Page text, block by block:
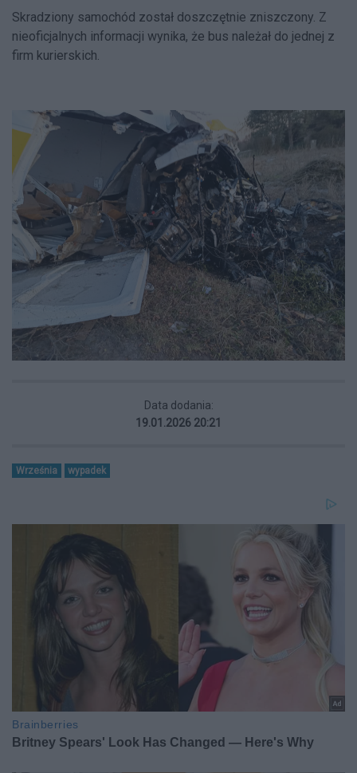
Skradziony samochód został doszczętnie zniszczony. Z
nieoficjalnych informacji wynika, że bus należał do jednej z
firm kurierskich.
Data dodania:
19.01.2026 20:21
Września wypadek